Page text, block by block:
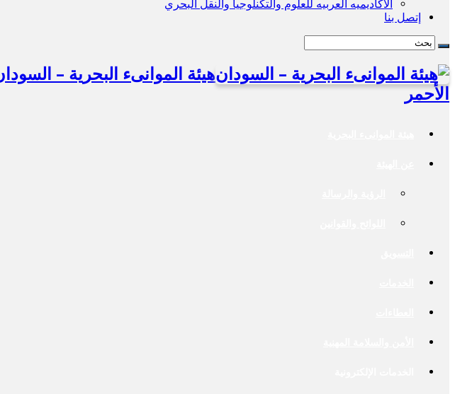
الاكاديميه العربيه للعلوم والتكنلوجيا والنقل البحري
إتصل بنا
هيئة الموانىء البحرية –
الأحمر